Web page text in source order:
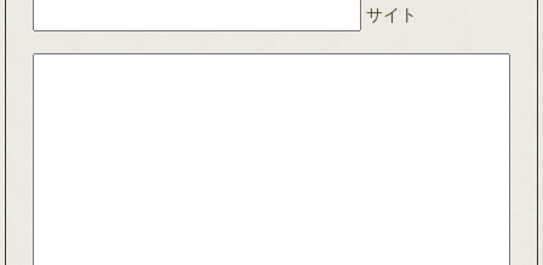
サイト